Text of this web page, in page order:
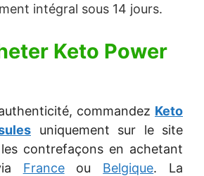
intégral sous 14 jours.
Keto Power
commandez Keto
uniquement sur le site
contrefaçons en achetant
Franceou Belgique. La